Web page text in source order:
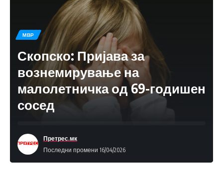
МВР
Скопско: Пријава за
вознемирување на
малолетничка од 69-годишен
сосед
Последни промени 16/04/2026
Претрес.мк